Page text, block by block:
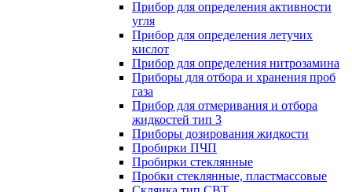
Прибор для определения активности
угля
Прибор для определения летучих
кислот
Прибор для определения нитрозамина
Приборы для отбора и хранения проб
газа
Прибор для отмеривания и отбора
жидкостей тип 3
Приборы дозирования жидкости
Пробирки ПЧП
Пробирки стеклянные
Пробки стеклянные, пластмассовые